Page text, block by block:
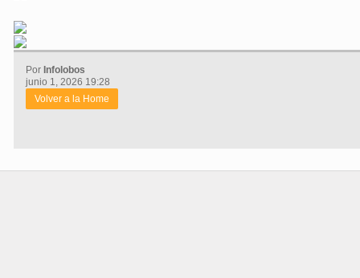
Por Infolobos
junio 1, 2026 19:28
Volver a la Home